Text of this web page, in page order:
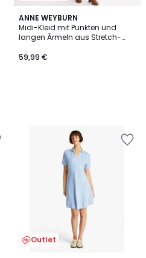
ANNE WEYBURN
Midi-Kleid mit Punkten und
langen Ärmeln aus Stretch-
59,99 €
Outlet